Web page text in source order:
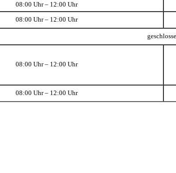
08:00 Uhr – 12:00 Uhr
08:00 Uhr – 12:00 Uhr
08:00 Uhr – 12:00 Uhr
08:00 Uhr – 12:00 Uhr